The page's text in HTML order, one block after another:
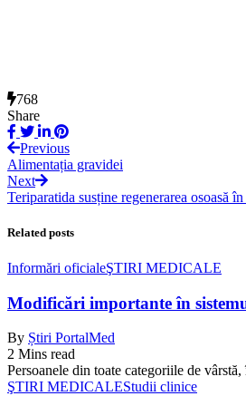
768
Share
Previous
Alimentația gravidei
Next
Teriparatida susține regenerarea osoasă
Related posts
Informări oficialeŞTIRI MEDICALE
Modificări importante în
By Știri PortalMed
2 Mins read
Persoanele din toate categoriile de
ŞTIRI MEDICALEStudii clinice